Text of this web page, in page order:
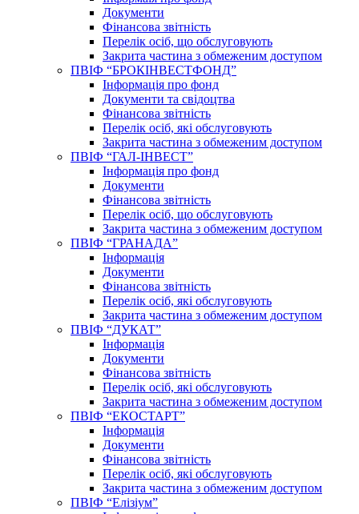
Документи
Фінансова звітність
Перелік осіб, що обслуговують
Закрита частина з обмеженим доступом
ПВІФ “БРОКІНВЕСТФОНД”
Інформація про фонд
Документи та свідоцтва
Фінансова звітність
Перелік осіб, які обслуговують
Закрита частина з обмеженим доступом
ПВІФ “ГАЛ-ІНВЕСТ”
Інформація про фонд
Документи
Фінансова звітність
Перелік осіб, що обслуговують
Закрита частина з обмеженим доступом
ПВІФ “ГРАНАДА”
Інформація
Документи
Фінансова звітність
Перелік осіб, які обслуговують
Закрита частина з обмеженим доступом
ПВІФ “ДУКАТ”
Інформація
Документи
Фінансова звітність
Перелік осіб, які обслуговують
Закрита частина з обмеженим доступом
ПВІФ “ЕКОСТАРТ”
Інформація
Документи
Фінансова звітність
Перелік осіб, які обслуговують
Закрита частина з обмеженим доступом
ПВІФ “Елізіум”